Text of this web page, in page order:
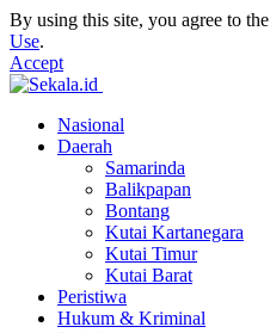
By using this site, you agree to the
Use.
Accept
Nasional
Daerah
Samarinda
Balikpapan
Bontang
Kutai Kartanegara
Kutai Timur
Kutai Barat
Peristiwa
Hukum & Kriminal